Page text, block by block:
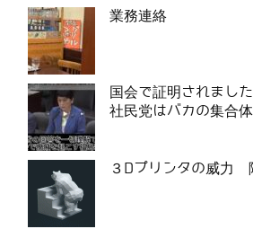
業務連絡
国会で証明されまし
社民党はバカの集合
３Dプリンタの威力